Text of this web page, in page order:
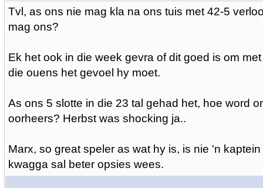
Tvl, as ons nie mag kla na ons tuis met 42-5
mag ons?
Ek het ook in die week gevra of dit goed is om
die ouens het gevoel hy moet.
As ons 5 slotte in die 23 tal gehad het, hoe word
oorheers? Herbst was shocking ja..
Marx, so great speler as wat hy is, is nie 'n
kwagga sal beter opsies wees.